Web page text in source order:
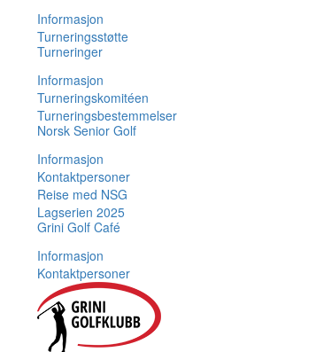
Informasjon
Turneringsstøtte
Turneringer
Informasjon
Turneringskomitéen
Turneringsbestemmelser
Norsk Senior Golf
Informasjon
Kontaktpersoner
Reise med NSG
Lagserien 2025
Grini Golf Café
Informasjon
Kontaktpersoner